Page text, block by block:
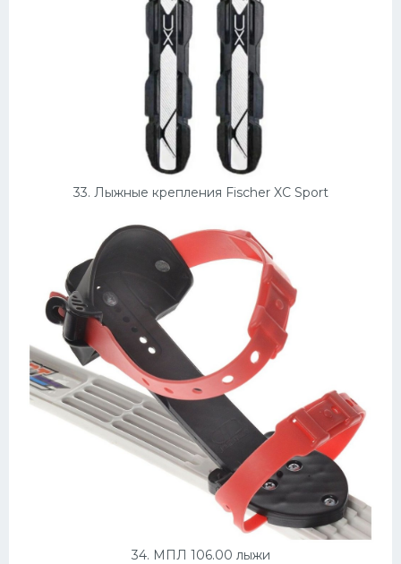
33. Лыжные крепления Fischer XC Sport
34. МПЛ 106.00 лыжи